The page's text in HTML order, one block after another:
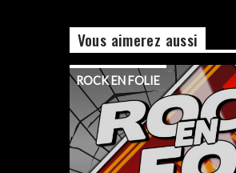
Vous aimerez aussi
ROCK EN FOLIE